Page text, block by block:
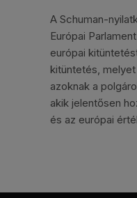
A Schuman-
Európai
európai
kitüntetés,
azoknak a
akik jelentősen
és az európai